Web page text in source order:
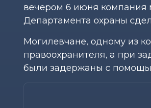
вечером 6 июня компания
Департамента охраны
Могилевчане, одному из
правоохранителя, а при
были задержаны с